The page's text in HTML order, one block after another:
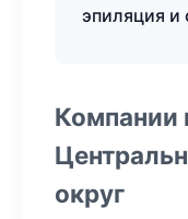
эпиляция
Компании
округ